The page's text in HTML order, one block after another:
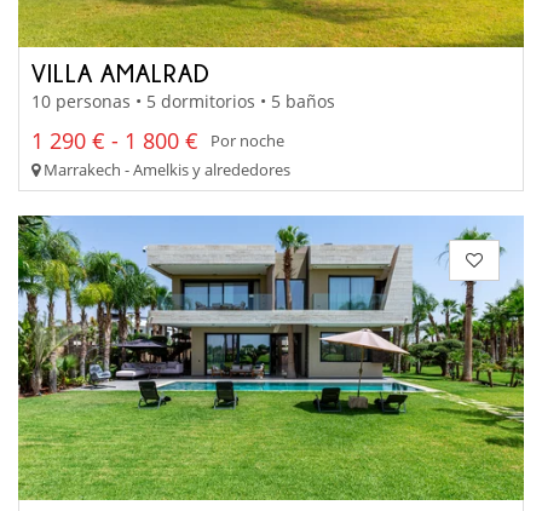
VILLA AMALRAD
10 personas • 5 dormitorios • 5 baños
1 290 € - 1 800 €
Por noche
Marrakech - Amelkis y alrededores